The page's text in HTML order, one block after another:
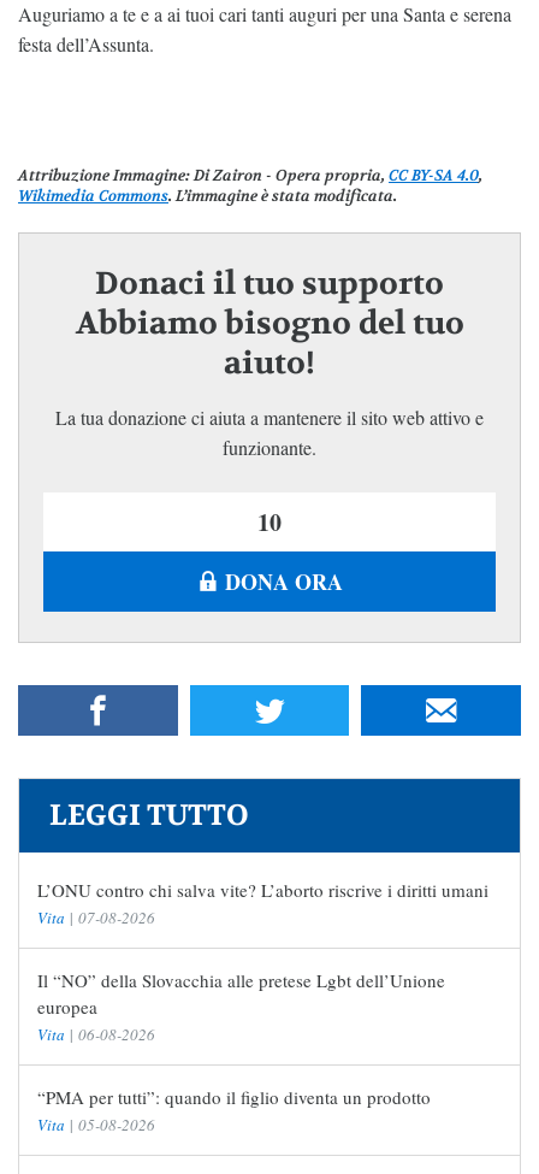
Auguriamo a te e a ai tuoi cari tanti auguri per una Santa e serena
festa dell’Assunta.
Attribuzione Immagine: Di Zairon - Opera propria, CC BY-SA 4.0,
Wikimedia Commons. L’immagine è stata modificata.
Donaci il tuo supporto
Abbiamo bisogno del tuo
aiuto!
La tua donazione ci aiuta a mantenere il sito web attivo e
funzionante.
DONA ORA
LEGGI TUTTO
L’ONU contro chi salva vite? L’aborto riscrive i diritti umani
Vita | 07-08-2026
Il “NO” della Slovacchia alle pretese Lgbt dell’Unione
europea
Vita | 06-08-2026
“PMA per tutti”: quando il figlio diventa un prodotto
Vita | 05-08-2026